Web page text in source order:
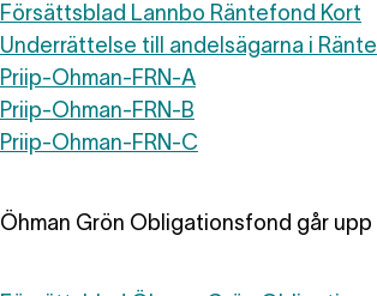
Försättsblad Lannbo Räntefond Kort
Underrättelse till andelsägarna i
Priip-Ohman-FRN-A
Priip-Ohman-FRN-B
Priip-Ohman-FRN-C
Öhman Grön Obligationsfond går